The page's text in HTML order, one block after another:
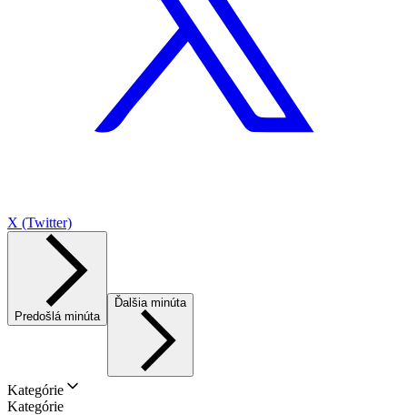
X (Twitter)
Predošlá minúta
Ďalšia minúta
Kategórie
Kategórie